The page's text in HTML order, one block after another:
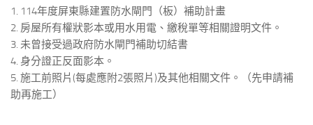
1. 114年度屏東縣建置防水閘門（板）補助計畫
2. 房屋所有權狀影本或用水用電、繳稅單等相關證明文件。
3. 未曾接受過政府防水閘門補助切結書
4. 身分證正反面影本。
5. 施工前照片(每處應附2張照片)及其他相關文件。（先申請補
助再施工）